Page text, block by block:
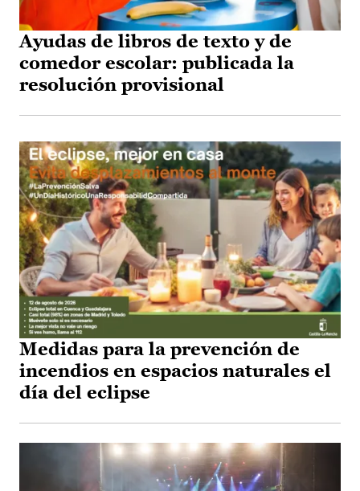
Ayudas de libros de texto y de
comedor escolar: publicada la
resolución provisional
Medidas para la prevención de
incendios en espacios naturales el
día del eclipse